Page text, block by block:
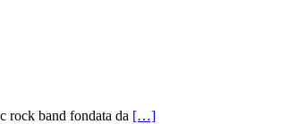
band fondata da […]